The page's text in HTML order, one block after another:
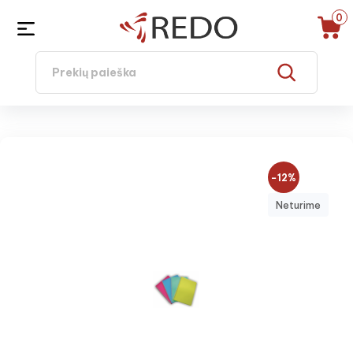
0
−12%
Neturime